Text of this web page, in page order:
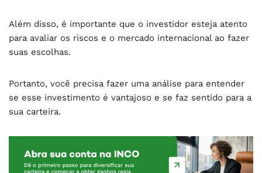
Além disso, é importante que o investidor esteja atento
para avaliar os riscos e o mercado internacional ao fazer
suas escolhas.
Portanto, você precisa fazer uma análise para entender
se esse investimento é vantajoso e se faz sentido para a
sua carteira.